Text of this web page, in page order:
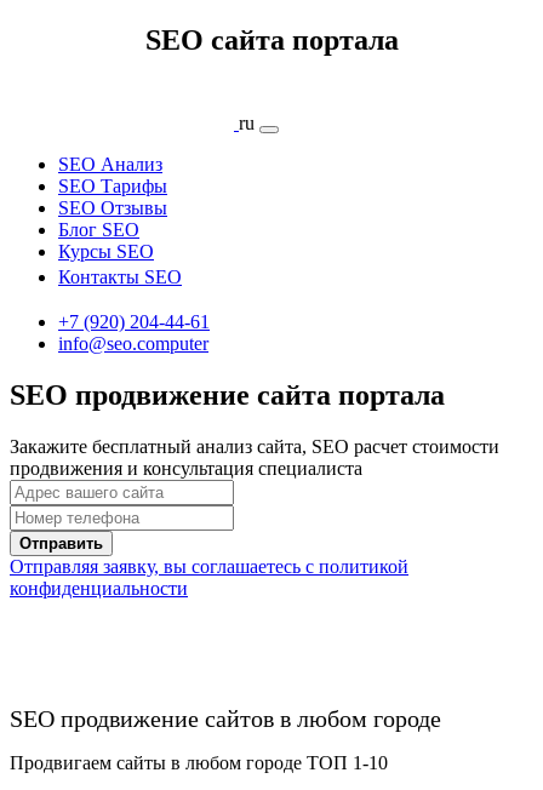
SEO сайта портала
ru
SEO Анализ
SEO Тарифы
SEO Отзывы
Блог SEO
Курсы SEO
Контакты SEO
+7 (920) 204-44-61
info@seo.computer
SEO продвижение сайта портала
Закажите бесплатный анализ сайта, SEO расчет стоимости
продвижения и консультация специалиста
Отправить
Отправляя заявку, вы соглашаетесь с политикой
конфиденциальности
SEO продвижение сайтов в любом городе
Продвигаем сайты в любом городе ТОП 1-10